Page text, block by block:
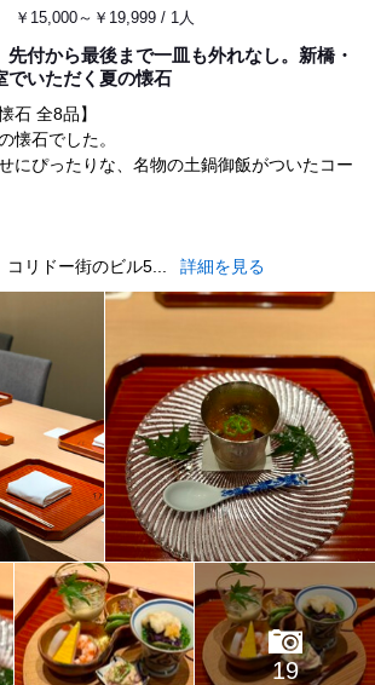
￥15,000～￥19,999 / 1人
先付から最後まで一皿も外れなし。新橋・
でいただく夏の懐石
石 全8品】
懐石でした。
にぴったりな、名物の土鍋御飯がついたコー
リドー街のビル5...
詳細を見る
19